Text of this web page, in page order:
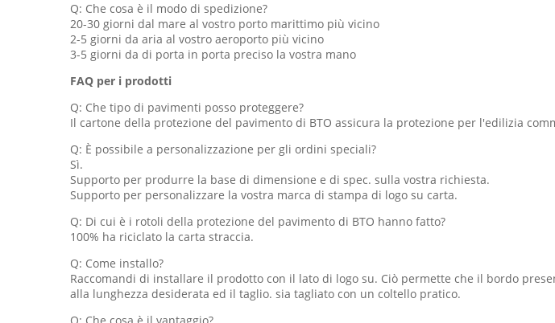
Q: Che cosa è il modo di spedizione?
20-30 giorni dal mare al vostro porto marittimo più vicino
2-5 giorni da aria al vostro aeroporto più vicino
3-5 giorni da di porta in porta preciso la vostra mano
FAQ per i prodotti
Q: Che tipo di pavimenti posso proteggere?
Il cartone della protezione del pavimento di BTO assicura la protezione per l'edilizia
Q: È possibile a personalizzazione per gli ordini speciali?
Sì.
Supporto per produrre la base di dimensione e di spec. sulla vostra richiesta.
Supporto per personalizzare la vostra marca di stampa di logo su carta.
Q: Di cui è i rotoli della protezione del pavimento di BTO hanno fatto?
100% ha riciclato la carta straccia.
Q: Come installo?
Raccomandi di installare il prodotto con il lato di logo su. Ciò permette che il bordo
alla lunghezza desiderata ed il taglio. sia tagliato con un coltello pratico.